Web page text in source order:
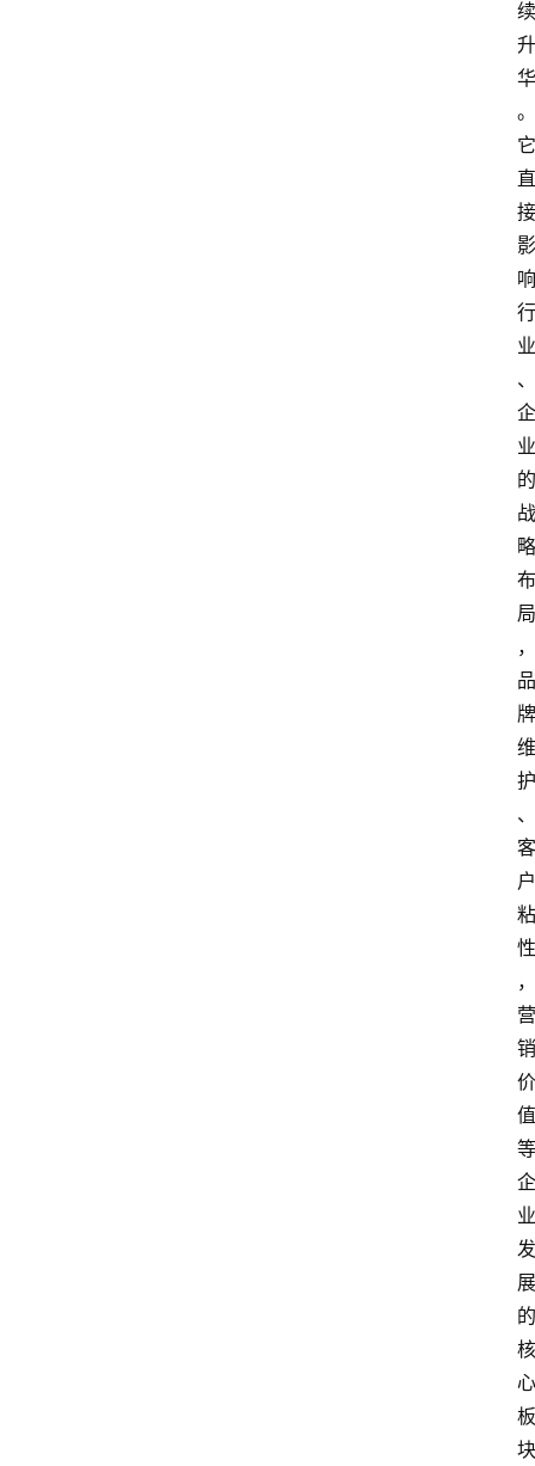
续
升
华
。
它
直
接
影
响
行
业
、
企
业
的
战
略
布
局
，
品
牌
维
护
、
客
户
粘
性
，
营
销
价
值
等
企
业
发
展
的
核
心
板
块